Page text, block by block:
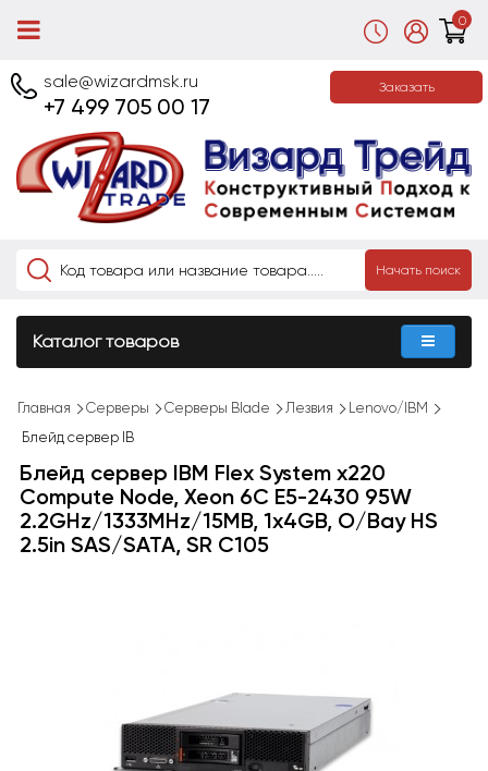
0
sale@wizardmsk.ru
+7 499 705 00 17
Заказать
Начать поиск
Каталог товаров
Главная Cерверы Серверы Blade Лезвия
Lenovo/IBM
Блейд сервер IB
Блейд сервер IBM Flex System x220
Compute Node, Xeon 6C E5-2430 95W
2.2GHz/1333MHz/15MB, 1x4GB, O/Bay HS
2.5in SAS/SATA, SR C105